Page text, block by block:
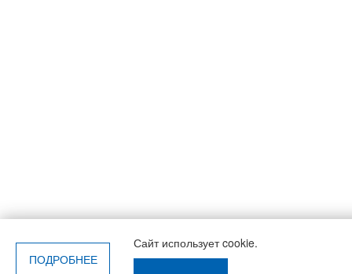
Сайт использует cookie.
ПОДРОБНЕЕ